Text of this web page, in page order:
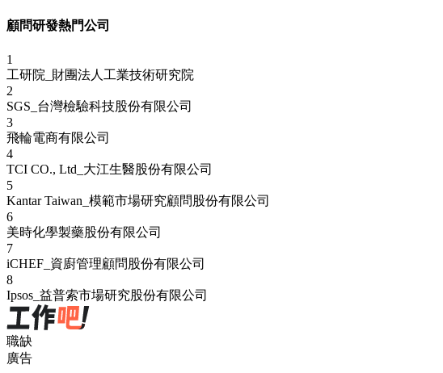
顧問研發熱門公司
1
工研院_財團法人工業技術研究院
2
SGS_台灣檢驗科技股份有限公司
3
飛輪電商有限公司
4
TCI CO., Ltd_大江生醫股份有限公司
5
Kantar Taiwan_模範市場研究顧問股份有限公司
6
美時化學製藥股份有限公司
7
iCHEF_資廚管理顧問股份有限公司
8
Ipsos_益普索市場研究股份有限公司
職缺
廣告